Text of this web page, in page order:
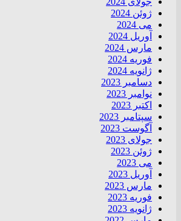
ژوئن 2024
می 2024
آوریل 2024
مارس 2024
فوریه 2024
ژانویه 2024
دسامبر 2023
نوامبر 2023
اکتبر 2023
سپتامبر 2023
آگوست 2023
جولای 2023
ژوئن 2023
می 2023
آوریل 2023
مارس 2023
فوریه 2023
ژانویه 2023